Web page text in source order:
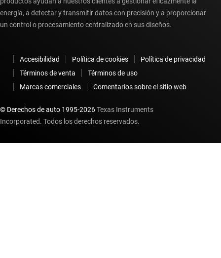
energía, a detectar y transmitir datos con precisión y a proporcionar
un control o procesamiento centralizado en sus diseños.
Accesibilidad Política de cookies
Política de privacidad
Términos de venta
Términos de uso
Marcas comerciales
Comentarios sobre el sitio web
© Derechos de auto 1995-2026Texas Instruments
Incorporated. Todos los derechos reservados.